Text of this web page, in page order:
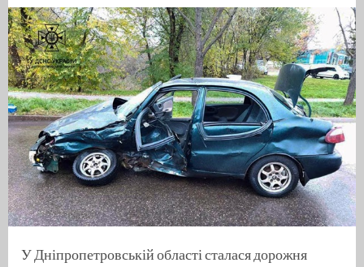
У Дніпропетровській області сталася дорожня